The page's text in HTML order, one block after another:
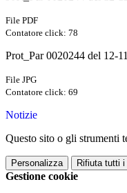
File PDF
Contatore click: 78
Prot_Par 0020244 del 12-
File JPG
Contatore click: 69
Notizie
Questo sito o gli strumenti
Personalizza Rifiuta tutti i
Gestione cookie